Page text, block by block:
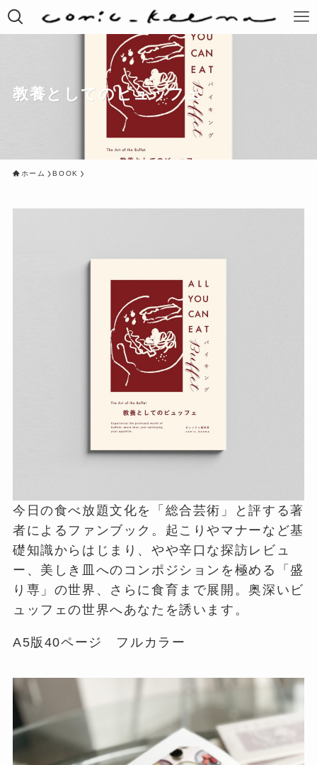
教養としてのビュッフェ
ホーム BOOK
今日の食べ放題文化を「総合芸術」と評する著
者によるファンブック。起こりやマナーなど基
礎知識からはじまり、やや辛口な探訪レビュ
ー、美しき皿へのコンポジションを極める「盛
り専」の世界、さらに食育まで展開。奥深いビ
ュッフェの世界へあなたを誘います。
A5版40ページ フルカラー